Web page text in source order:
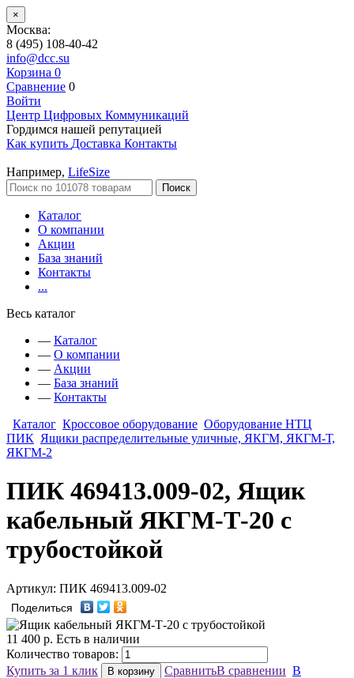
×
Москва:
8 (495) 108-40-42
info@dcc.su
Корзина 0
Сравнение 0
Войти
Центр Цифровых Коммуникаций
Гордимся нашей репутацией
Как купить Доставка Контакты
Например, LifeSize
Поиск
Каталог
О компании
Акции
База знаний
Контакты
...
Весь каталог
— Каталог
— О компании
— Акции
— База знаний
— Контакты
Каталог Кроссовое оборудование Оборудование НТЦ
ПИК Ящики распределительные уличные, ЯКГМ, ЯКГМ-Т,
ЯКГМ-2
ПИК 469413.009-02, Ящик
кабельный ЯКГМ-Т-20 с
трубостойкой
Артикул: ПИК 469413.009-02
Поделиться
11 400 р. Есть в наличии
Количество товаров:
Купить за 1 клик
В корзину СравнитьВ сравнении В